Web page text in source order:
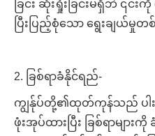
ခြင်း ဆုံးရှုံးခြင်းမရှိဘဲ ၎
ပြီးပြည့်စုံသော ရွေးချယ်မှုတ
2. ခြစ်ရာခံနိုင်ရည်-
ကျွန်ုပ်တို့၏ထုတ်ကုန်သည် ပါး
ဖုံးအုပ်ထားပြီး ခြစ်ရာမျာ